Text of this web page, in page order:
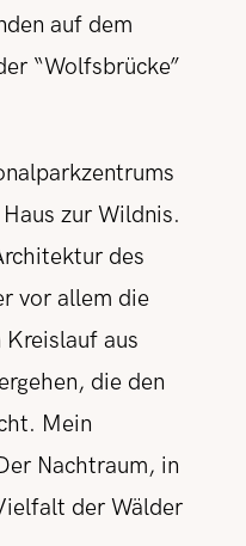
auf dem
“Wolfsbrücke”
zur Wildnis.
des
vor allem die
Kreislauf aus
die den
Mein
Nachtraum, in
der Wälder